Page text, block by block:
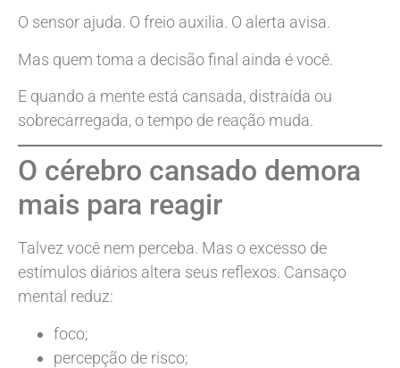
O sensor ajuda. O freio auxilia. O alerta avisa.
Mas quem toma a decisão final ainda é você.
E quando a mente está cansada, distraída ou
sobrecarregada, o tempo de reação muda.
O cérebro cansado demora
mais para reagir
Talvez você nem perceba. Mas o excesso de
estímulos diários altera seus reflexos. Cansaço
mental reduz:
foco;
percepção de risco;